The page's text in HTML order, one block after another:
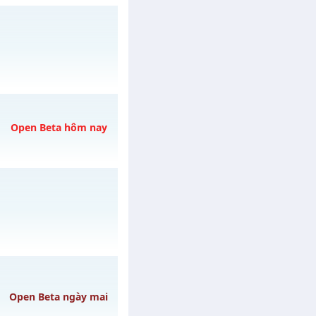
08/2626
Open Beta hôm nay
08/2626
08/2626
Open Beta ngày mai